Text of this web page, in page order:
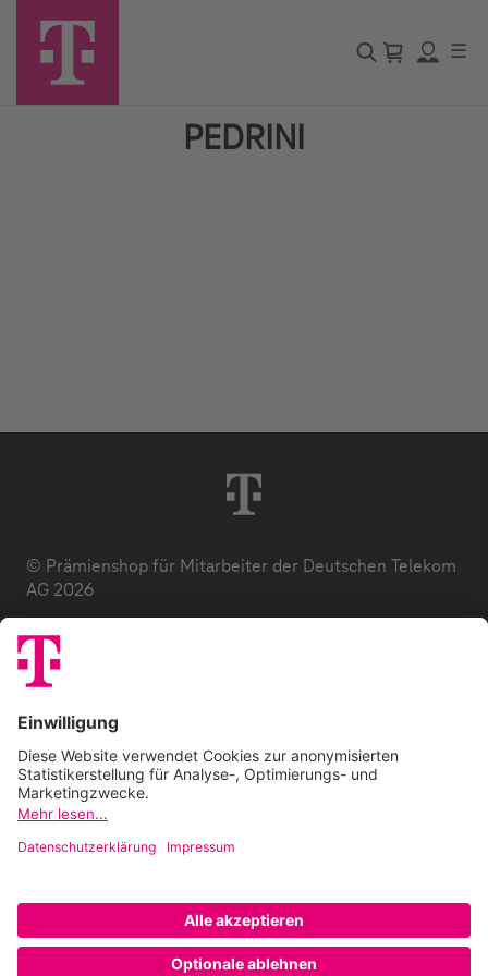
☰
PEDRINI
© Prämienshop für Mitarbeiter der Deutschen Telekom
AG 2026
Datenschutz
Impressum
Zuzahlung
E-Codes
FAQ
Barrierefreiheitserklärung